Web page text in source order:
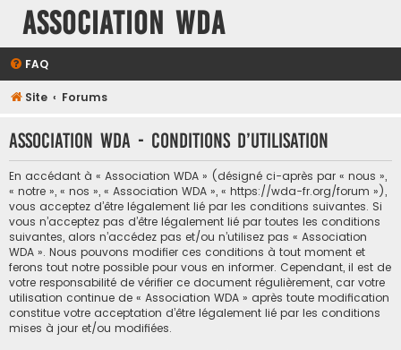
Association WDA
FAQ
Site Forums
Association WDA - Conditions d’utilisation
En accédant à « Association WDA » (désigné ci-après par « nous »,
« notre », « nos », « Association WDA », « https://wda-fr.org/forum »),
vous acceptez d’être légalement lié par les conditions suivantes. Si
vous n’acceptez pas d’être légalement lié par toutes les conditions
suivantes, alors n’accédez pas et/ou n’utilisez pas « Association
WDA ». Nous pouvons modifier ces conditions à tout moment et
ferons tout notre possible pour vous en informer. Cependant, il est de
votre responsabilité de vérifier ce document régulièrement, car votre
utilisation continue de « Association WDA » après toute modification
constitue votre acceptation d’être légalement lié par les conditions
mises à jour et/ou modifiées.